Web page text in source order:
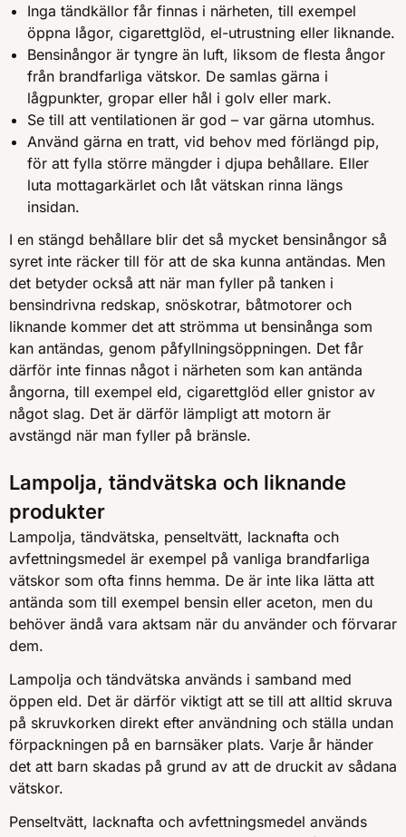
Inga tändkällor får finnas i närheten, till exempel
öppna lågor, cigarettglöd, el-utrustning eller liknande.
Bensinångor är tyngre än luft, liksom de flesta ångor
från brandfarliga vätskor. De samlas gärna i
lågpunkter, gropar eller hål i golv eller mark.
Se till att ventilationen är god – var gärna utomhus.
Använd gärna en tratt, vid behov med förlängd pip,
för att fylla större mängder i djupa behållare. Eller
luta mottagarkärlet och låt vätskan rinna längs
insidan.
I en stängd behållare blir det så mycket bensinångor så
syret inte räcker till för att de ska kunna antändas. Men
det betyder också att när man fyller på tanken i
bensindrivna redskap, snöskotrar, båtmotorer och
liknande kommer det att strömma ut bensinånga som
kan antändas, genom påfyllningsöppningen. Det får
därför inte finnas något i närheten som kan antända
ångorna, till exempel eld, cigarettglöd eller gnistor av
något slag. Det är därför lämpligt att motorn är
avstängd när man fyller på bränsle.
Lampolja, tändvätska och liknande
produkter
Lampolja, tändvätska, penseltvätt, lacknafta och
avfettningsmedel är exempel på vanliga brandfarliga
vätskor som ofta finns hemma. De är inte lika lätta att
antända som till exempel bensin eller aceton, men du
behöver ändå vara aktsam när du använder och förvarar
dem.
Lampolja och tändvätska används i samband med
öppen eld. Det är därför viktigt att se till att alltid skruva
på skruvkorken direkt efter användning och ställa undan
förpackningen på en barnsäker plats. Varje år händer
det att barn skadas på grund av att de druckit av sådana
vätskor.
Penseltvätt, lacknafta och avfettningsmedel används